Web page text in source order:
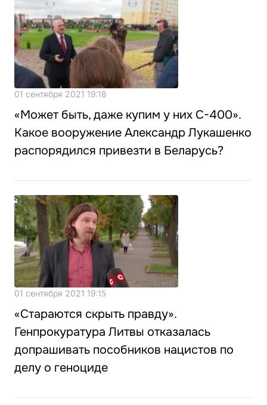
01 сентября 2021 19:18
«Может быть, даже купим у них C-400».
Какое вооружение Александр Лукашенко
распорядился привезти в Беларусь?
01 сентября 2021 19:15
«Стараются скрыть правду».
Генпрокуратура Литвы отказалась
допрашивать пособников нацистов по
делу о геноциде